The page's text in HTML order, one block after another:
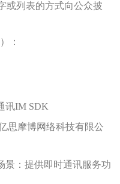
或列表的方式向公众披
：
讯IM SDK
思摩博网络科技有限公
景：提供即时通讯服务功